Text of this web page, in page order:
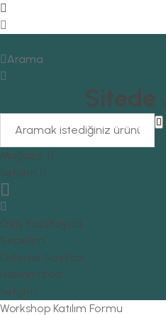
Arama
Sitede
Mağaza
İletişim
Giriş Yap/Kaydol
Sepetim
Ödeme Sayfası
Hakkımızda
İletişim
Workshop Katılım Formu